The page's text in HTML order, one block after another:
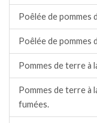
Poêlée de
Poêlée de pommes
Pommes de terre à
Pommes de terre à
fumées.